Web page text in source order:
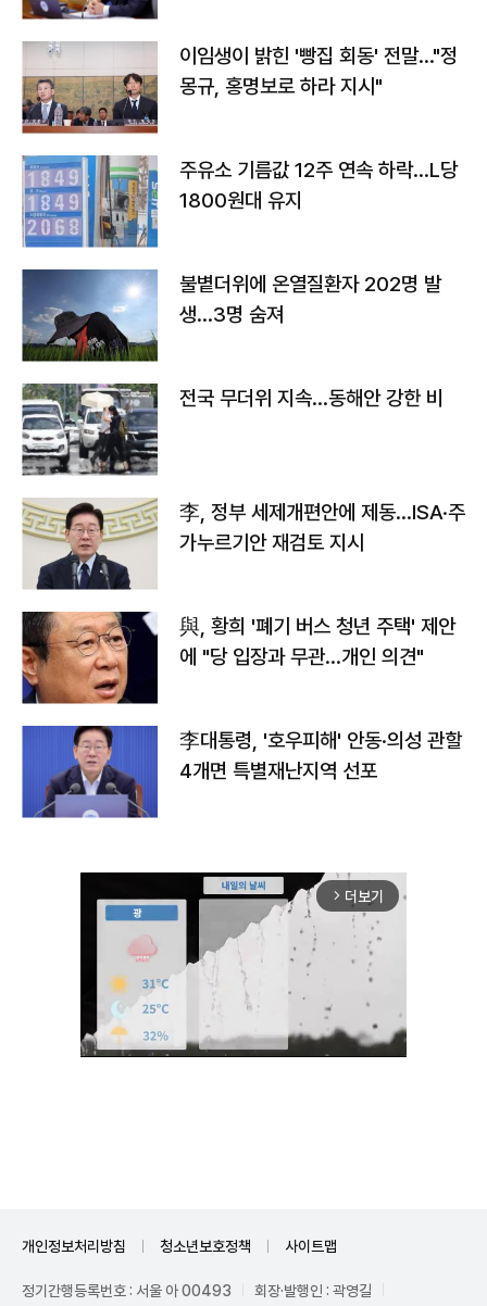
이임생이 밝힌 '빵집 회동' 전말…"정
몽규, 홍명보로 하라 지시"
주유소 기름값 12주 연속 하락…L당
1800원대 유지
불볕더위에 온열질환자 202명 발
생…3명 숨져
전국 무더위 지속…동해안 강한 비
李, 정부 세제개편안에 제동…ISA·주
가누르기안 재검토 지시
與, 황희 '폐기 버스 청년 주택' 제안
에 "당 입장과 무관…개인 의견"
李대통령, '호우피해' 안동·의성 관할
4개면 특별재난지역 선포
arrow_forward_ios 더보기
개인정보처리방침 청소년보호정책 사이트맵
정기간행등록번호 : 서울 아 00493 회장·발행인 : 곽영길